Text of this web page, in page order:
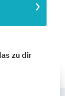
zu dir